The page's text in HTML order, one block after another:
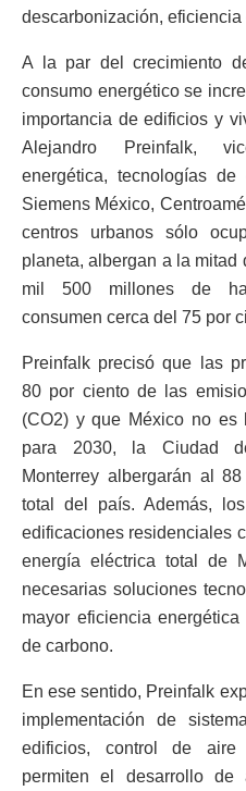
descarbonización,
A la par del crecimiento
consumo energético se
importancia de edificios y
Alejandro Preinfalk,
energética, tecnologías
Siemens México,
centros urbanos sólo
planeta, albergan a la
mil 500 millones de
consumen cerca del 75 por
Preinfalk precisó que las
80 por ciento de las
(CO2) y que México no es
para 2030, la Ciudad
Monterrey albergarán al
total del país. Además,
edificaciones residenciales
energía eléctrica total de
necesarias soluciones
mayor eficiencia
de carbono.
En ese sentido, Preinfalk
implementación de
edificios, control de aire
permiten el desarrollo de